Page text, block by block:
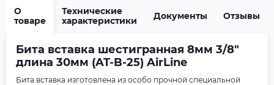
О
товаре
Технические
характеристики
Документы Отзывы
Бита вставка шестигранная 8мм 3/8"
длина 30мм (AT-B-25) AirLine
Бита вставка изготовлена из особо прочной специальной